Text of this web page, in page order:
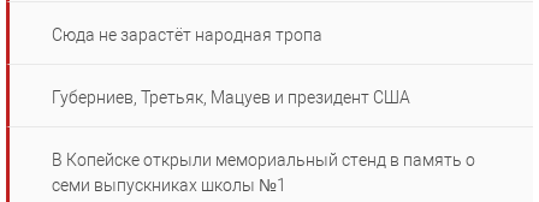
Сюда не зарастёт народная тропа
Губерниев, Третьяк, Мацуев и президент США
В Копейске открыли мемориальный стенд в память о
семи выпускниках школы №1